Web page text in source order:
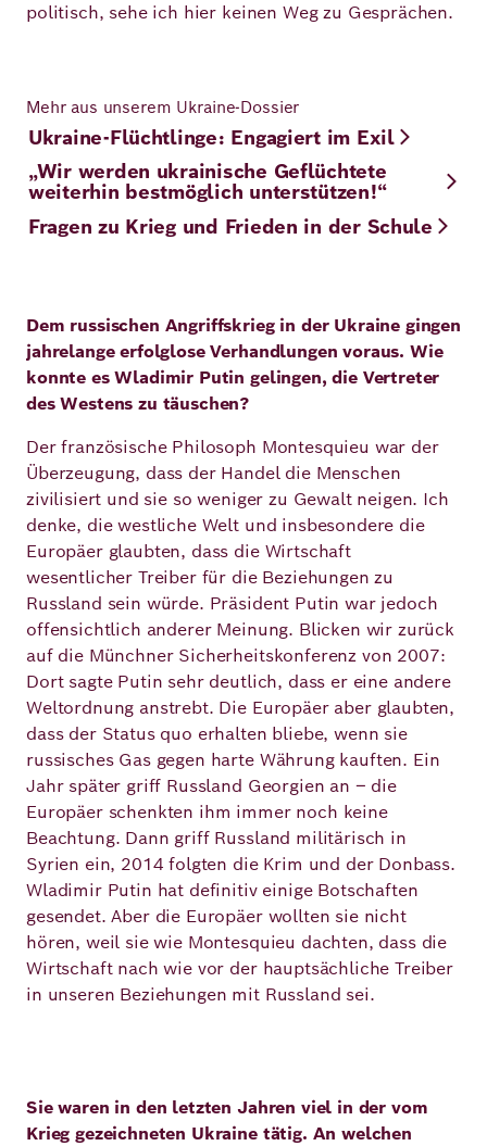
politisch, sehe ich hier keinen Weg zu Gesprächen.
Mehr aus unserem Ukraine-Dossier
Ukraine-Flüchtlinge: Engagiert im Exil
„Wir werden ukrainische Geflüchtete
weiterhin bestmöglich unterstützen!“
Fragen zu Krieg und Frieden in der Schule
Dem russischen Angriffskrieg in der Ukraine gingen
jahrelange erfolglose Verhandlungen voraus. Wie
konnte es Wladimir Putin gelingen, die Vertreter
des Westens zu täuschen?
Der französische Philosoph Montesquieu war der
Überzeugung, dass der Handel die Menschen
zivilisiert und sie so weniger zu Gewalt neigen. Ich
denke, die westliche Welt und insbesondere die
Europäer glaubten, dass die Wirtschaft
wesentlicher Treiber für die Beziehungen zu
Russland sein würde. Präsident Putin war jedoch
offensichtlich anderer Meinung. Blicken wir zurück
auf die Münchner Sicherheitskonferenz von 2007:
Dort sagte Putin sehr deutlich, dass er eine andere
Weltordnung anstrebt. Die Europäer aber glaubten,
dass der Status quo erhalten bliebe, wenn sie
russisches Gas gegen harte Währung kauften. Ein
Jahr später griff Russland Georgien an – die
Europäer schenkten ihm immer noch keine
Beachtung. Dann griff Russland militärisch in
Syrien ein, 2014 folgten die Krim und der Donbass.
Wladimir Putin hat definitiv einige Botschaften
gesendet. Aber die Europäer wollten sie nicht
hören, weil sie wie Montesquieu dachten, dass die
Wirtschaft nach wie vor der hauptsächliche Treiber
in unseren Beziehungen mit Russland sei.
Sie waren in den letzten Jahren viel in der vom
Krieg gezeichneten Ukraine tätig. An welchen